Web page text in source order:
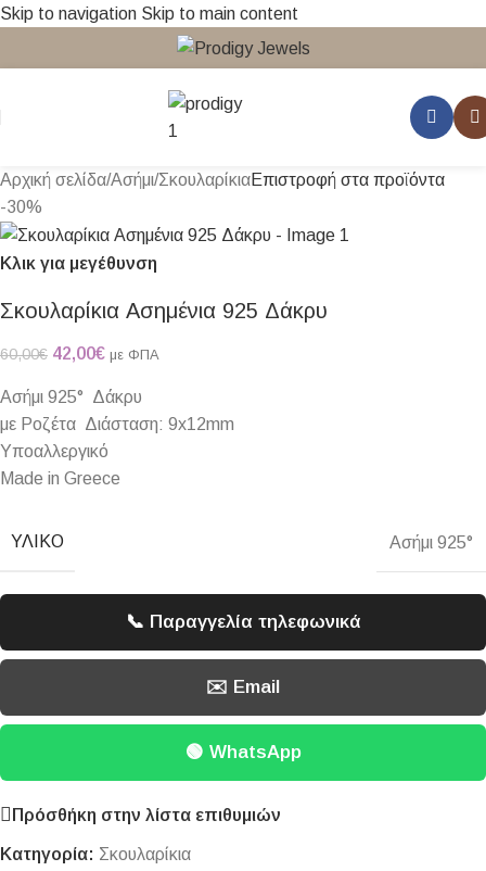
Skip to navigation Skip to main content
Αρχική σελίδα/Ασήμι/ΣκουλαρίκιαΕπιστροφή στα προϊόντα
-30%
Κλικ για μεγέθυνση
Σκουλαρίκια Ασημένια 925 Δάκρυ
60,00€ 42,00€ με ΦΠΑ
Ασήμι 925° Δάκρυ
με Ροζέτα Διάσταση: 9x12mm
Υποαλλεργικό
Made in Greece
ΥΛΙΚΌ Ασήμι 925°
📞 Παραγγελία τηλεφωνικά
✉️ Email
🟢 WhatsApp
Πρόσθήκη στην λίστα επιθυμιών
Κατηγορία: Σκουλαρίκια